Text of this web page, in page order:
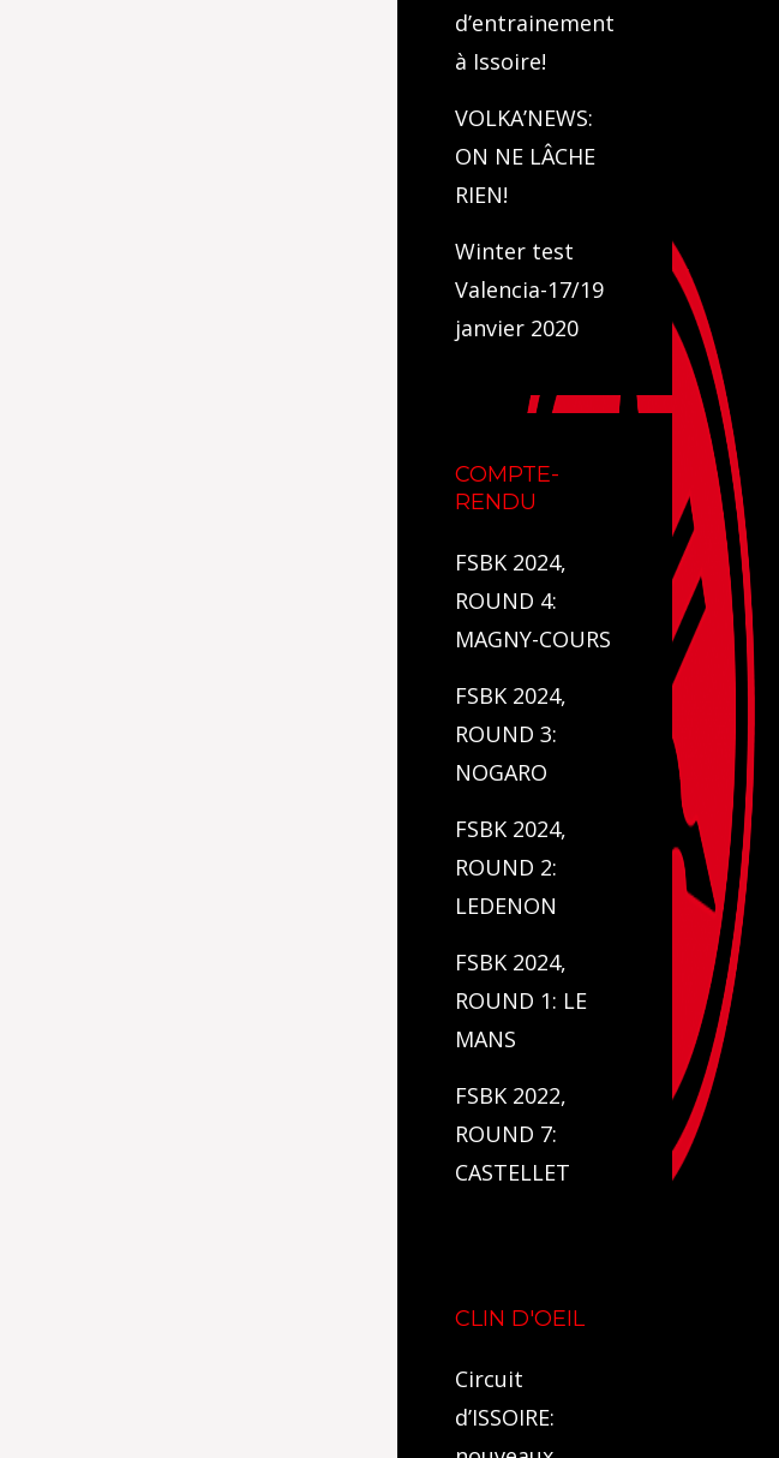
d’entrainement
à Issoire!
VOLKA’NEWS:
ON NE LÂCHE
RIEN!
Winter test
Valencia-17/19
janvier 2020
COMPTE-
RENDU
FSBK 2024,
ROUND 4:
MAGNY-COURS
FSBK 2024,
ROUND 3:
NOGARO
FSBK 2024,
ROUND 2:
LEDENON
FSBK 2024,
ROUND 1: LE
MANS
FSBK 2022,
ROUND 7:
CASTELLET
CLIN D'OEIL
Circuit
d’ISSOIRE: